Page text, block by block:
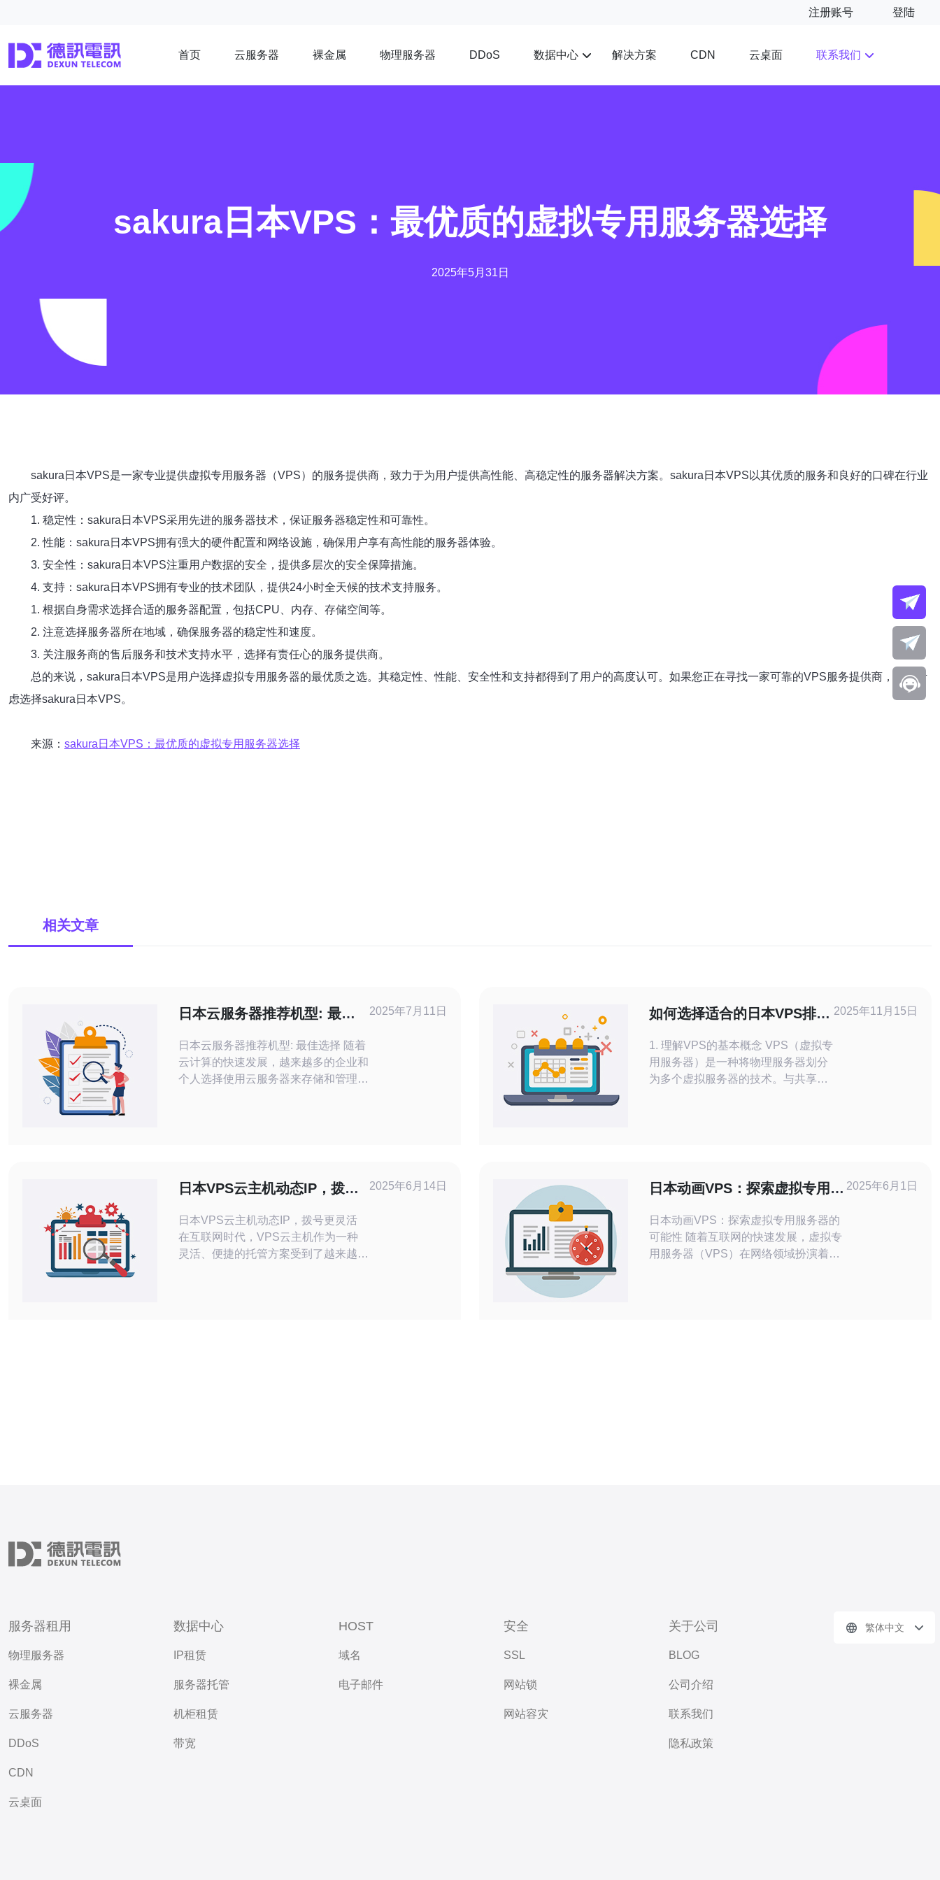
注册账号 登陆
首页 云服务器 裸金属 物理服务器 DDoS 数据中心 解决方案 CDN 云桌面 联系我们
sakura日本VPS：最优质的虚拟专用服务器选择
2025年5月31日
sakura日本VPS是一家专业提供虚拟专用服务器（VPS）的服务提供商，致力于为用户提供高性能、高稳定性的服务器解决方案。sakura日本VPS以其优质的服务和良好的口碑在行业
内广受好评。
1. 稳定性：sakura日本VPS采用先进的服务器技术，保证服务器稳定性和可靠性。
2. 性能：sakura日本VPS拥有强大的硬件配置和网络设施，确保用户享有高性能的服务器体验。
3. 安全性：sakura日本VPS注重用户数据的安全，提供多层次的安全保障措施。
4. 支持：sakura日本VPS拥有专业的技术团队，提供24小时全天候的技术支持服务。
1. 根据自身需求选择合适的服务器配置，包括CPU、内存、存储空间等。
2. 注意选择服务器所在地域，确保服务器的稳定性和速度。
3. 关注服务商的售后服务和技术支持水平，选择有责任心的服务提供商。
总的来说，sakura日本VPS是用户选择虚拟专用服务器的最优质之选。其稳定性、性能、安全性和支持都得到了用户的高度认可。如果您正在寻找一家可靠的VPS服务提供商，不妨考
虑选择sakura日本VPS。
来源： sakura日本VPS：最优质的虚拟专用服务器选择
相关文章
日本云服务器推荐机型: 最佳
日本云服务器推荐机型: 最佳选择 随着
云计算的快速发展，越来越多的企业和
个人选择使用云服务器来存储和管理数
可以提高服务器的稳定性和运行效率。
在选择日本云服务器
2025年7月11日
如何选择适合的日本VPS排名
1. 理解VPS的基本概念 VPS（虚拟专
用服务器）是一种将物理服务器划分
为多个虚拟服务器的技术。与共享主
2025年11月15日
日本VPS云主机动态IP，拨号
日本VPS云主机动态IP，拨号更灵活
在互联网时代，VPS云主机作为一种
灵活、便捷的托管方案受到了越来越多
2025年6月14日
日本动画VPS：探索虚拟专用服
日本动画VPS：探索虚拟专用服务器的
可能性 随着互联网的快速发展，虚拟专
用服务器（VPS）在网络领域扮演着越
2025年6月1日
服务器租用
物理服务器
裸金属
云服务器
DDoS
CDN
云桌面
数据中心
IP租赁
服务器托管
机柜租赁
带宽
HOST
域名
电子邮件
安全
SSL
网站锁
网站容灾
关于公司
BLOG
公司介绍
联系我们
隐私政策
繁体中文